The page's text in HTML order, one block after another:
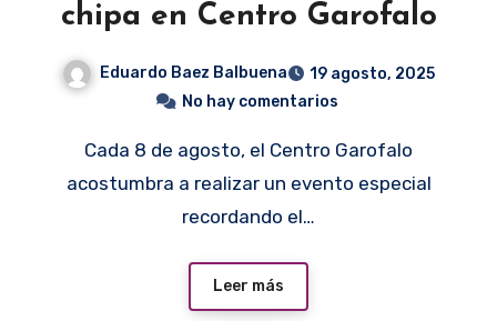
chipa en Centro Garofalo
Eduardo Baez Balbuena
19 agosto, 2025
No hay comentarios
Cada 8 de agosto, el Centro Garofalo
acostumbra a realizar un evento especial
recordando el…
Leer más